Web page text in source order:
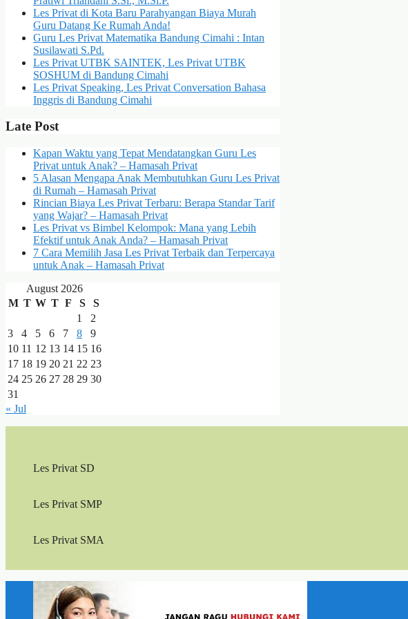
Les Privat di Kota Baru Parahyangan Biaya Murah
Guru Datang Ke Rumah Anda!
Guru Les Privat Matematika Bandung Cimahi : Intan
Susilawati S.Pd.
Les Privat UTBK SAINTEK, Les Privat UTBK
SOSHUM di Bandung Cimahi
Les Privat Speaking, Les Privat Conversation Bahasa
Inggris di Bandung Cimahi
Late Post
Kapan Waktu yang Tepat Mendatangkan Guru Les
Privat untuk Anak? – Hamasah Privat
5 Alasan Mengapa Anak Membutuhkan Guru Les Privat
di Rumah – Hamasah Privat
Rincian Biaya Les Privat Terbaru: Berapa Standar Tarif
yang Wajar? – Hamasah Privat
Les Privat vs Bimbel Kelompok: Mana yang Lebih
Efektif untuk Anak Anda? – Hamasah Privat
7 Cara Memilih Jasa Les Privat Terbaik dan Terpercaya
untuk Anak – Hamasah Privat
August 2026
M T W T F S
S
1
2
3
4 5 6 7 8
9
10 11 12 13 14 15 16
17 18 19 20 21 22 23
24 25 26 27 28 29 30
31
« Jul
Les Privat SD
Les Privat SMP
Les Privat SMA